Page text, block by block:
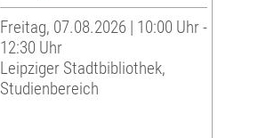
Freitag, 07.08.2026 | 10:00 Uhr -
12:30 Uhr
Leipziger Stadtbibliothek,
Studienbereich